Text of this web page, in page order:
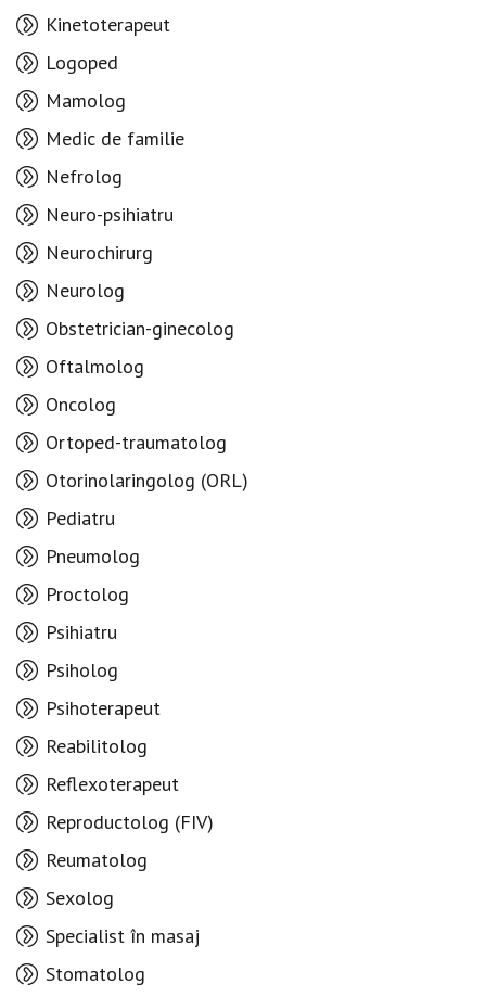
Kinetoterapeut
Logoped
Mamolog
Medic de familie
Nefrolog
Neuro-psihiatru
Neurochirurg
Neurolog
Obstetrician-ginecolog
Oftalmolog
Oncolog
Ortoped-traumatolog
Otorinolaringolog (ORL)
Pediatru
Pneumolog
Proctolog
Psihiatru
Psiholog
Psihoterapeut
Reabilitolog
Reflexoterapeut
Reproductolog (FIV)
Reumatolog
Sexolog
Specialist în masaj
Stomatolog